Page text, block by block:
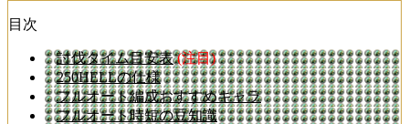
目次
討伐タイム目安表 (注目)
250HELLの仕様
フルオート編成おすすめキャラ
フルオート時短の豆知識